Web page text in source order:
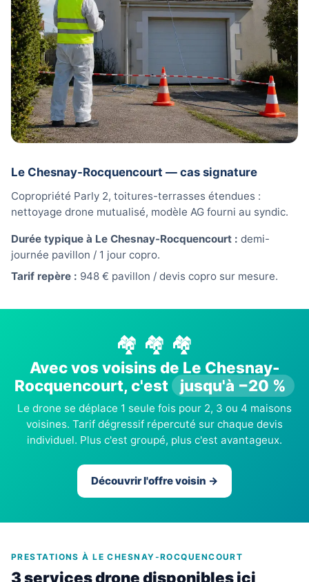
Le Chesnay-Rocquencourt — cas signature
Copropriété Parly 2, toitures-terrasses étendues :
nettoyage drone mutualisé, modèle AG fourni au syndic.
Durée typique à Le Chesnay-Rocquencourt : demi-
journée pavillon / 1 jour copro.
Tarif repère : 948 € pavillon / devis copro sur mesure.
🏘️ 🏘️ 🏘️
Avec vos voisins de Le Chesnay-
Rocquencourt, c'est
jusqu'à −20 %
Le drone se déplace 1 seule fois pour 2, 3 ou 4 maisons
voisines. Tarif dégressif répercuté sur chaque devis
individuel. Plus c'est groupé, plus c'est avantageux.
Découvrir l'offre voisin →
PRESTATIONS À LE CHESNAY-ROCQUENCOURT
3 services drone disponibles ici